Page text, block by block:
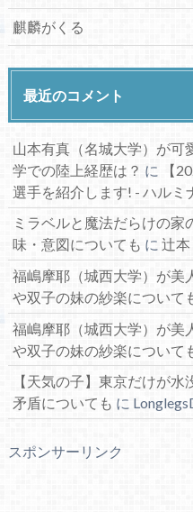
麒麟がくる
最近のコメント
山本有真（名城大学）が可
学での陸上経歴は？ に
【
選手を紹介します! - ハルミ
ミラベルと魔法だらけの
味・意図についても に 辻本
福嶋摩耶（城西大学）が美
や双子の妹の紗楽について
福嶋摩耶（城西大学）が美
や双子の妹の紗楽について
【天気の子】東京だけが
矛盾についても に
スポンサーリンク